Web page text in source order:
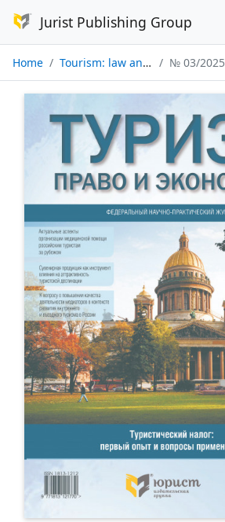
Jurist Publishing Group
Home Tourism: law and economy № 03/2025